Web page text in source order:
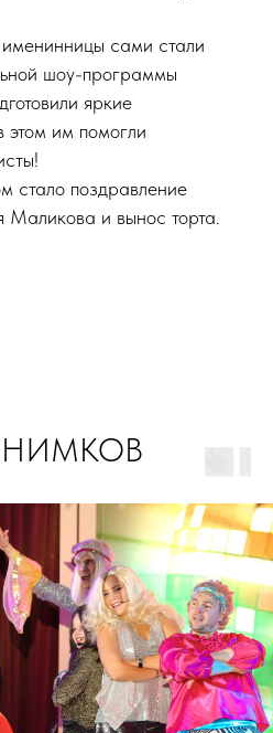
сами стали
шоу-программы
яркие
этом им помогли
поздравление
и вынос торта.